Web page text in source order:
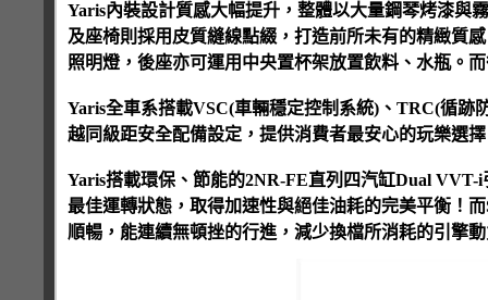
Yaris內裝設計質感大幅提升，整體以大量鋼琴烤漆與
及座椅則採用皮質縫線點綴，打造前所未有的精緻質
照明燈，後座亦可運用中央置杯架放置飲料、水瓶。
Yaris全車系搭載VSC(車輛穩定控制系統)、TRC(循跡
越同級距安全配備設定，提供消費者最安心的玩樂選
Yaris搭載環保、節能的2NR-FE直列四汽缸Dual
最佳運轉狀態，取得加速性與絕佳油耗的完美平衡！
順暢，能連續無頓挫的行進，減少換檔所消耗的引擎